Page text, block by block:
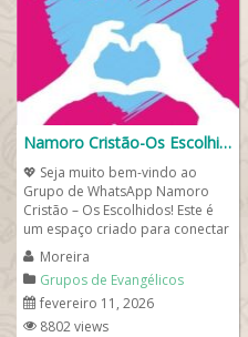
Namoro Cristão-Os Escolhidos
💖 Seja muito bem-vindo ao
Grupo de WhatsApp Namoro
Cristão – Os Escolhidos! Este é
um espaço criado para conectar
cristãos solteiros de diferentes...
Moreira
Grupos de Evangélicos
fevereiro 11, 2026
8802 views